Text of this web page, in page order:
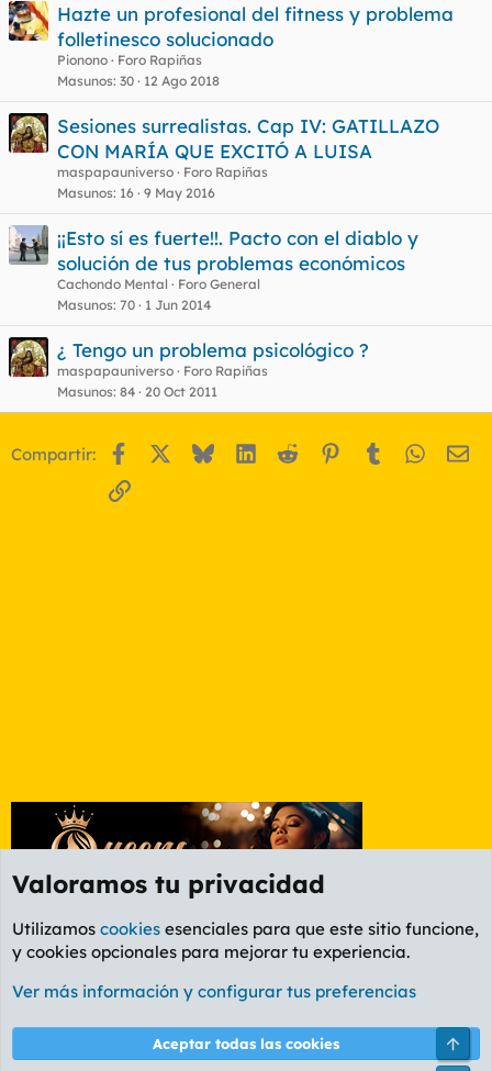
Hazte un profesional del fitness y problema
folletinesco solucionado
Pionono
Foro Rapiñas
Masunos 30 12 Ago 2018
Sesiones surrealistas. Cap IV: GATILLAZO
CON MARÍA QUE EXCITÓ A LUISA
maspapauniverso
Foro Rapiñas
Masunos 16 9 May 2016
¡¡Esto sí es fuerte!!. Pacto con el diablo y
solución de tus problemas económicos
Cachondo Mental
Foro General
Masunos 70 1 Jun 2014
¿ Tengo un problema psicológico ?
maspapauniverso
Foro Rapiñas
Masunos 84 20 Oct 2011
Compartir: Facebook BlueskyLinkedIn
Reddit Pinterest
Tumblr
Enlace
Foro Informática y Videojuegos
Cookies
PL OLDSTYLE AMARILLO
Términos y reglas Política de privacidad Ayuda
Valoramos tu privacidad
Utilizamos cookies esenciales para que este sitio funcione,
y cookies opcionales para mejorar tu experiencia.
Ver más información y configurar tus preferencias
Aceptar todas las cookies